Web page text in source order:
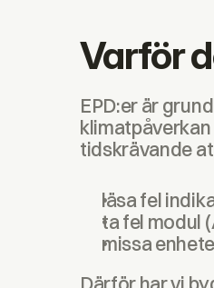
Varför
EPD:er är
klimatpåverkan
tidskrävande
läsa fel
ta fel modul
missa